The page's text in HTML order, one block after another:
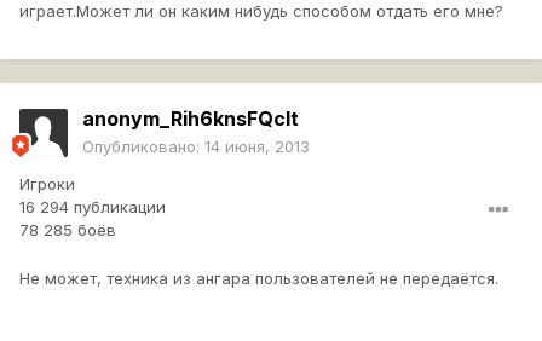
играет.Может ли он каким нибудь способом отдать его мне?
anonym_Rih6knsFQcIt
Опубликовано: 14 июня, 2013
Игроки
16 294 публикации
78 285 боёв
Не может, техника из ангара пользователей не передаётся.